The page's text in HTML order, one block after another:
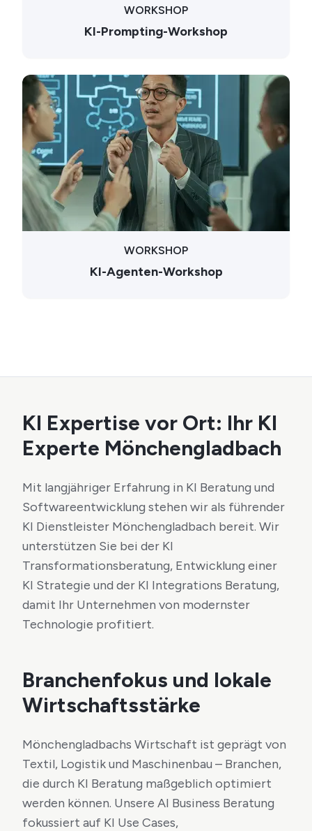
WORKSHOP
KI-Prompting-Workshop
WORKSHOP
KI-Agenten-Workshop
KI Expertise vor Ort: Ihr KI
Experte Mönchengladbach
Mit langjähriger Erfahrung in KI Beratung und
Softwareentwicklung stehen wir als führender
KI Dienstleister Mönchengladbach bereit. Wir
unterstützen Sie bei der KI
Transformationsberatung, Entwicklung einer
KI Strategie und der KI Integrations Beratung,
damit Ihr Unternehmen von modernster
Technologie profitiert.
Branchenfokus und lokale
Wirtschaftsstärke
Mönchengladbachs Wirtschaft ist geprägt von
Textil, Logistik und Maschinenbau – Branchen,
die durch KI Beratung maßgeblich optimiert
werden können. Unsere AI Business Beratung
fokussiert auf KI Use Cases,